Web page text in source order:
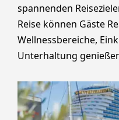
spannenden
Reise können Gäste
Wellnessbereiche,
Unterhaltung